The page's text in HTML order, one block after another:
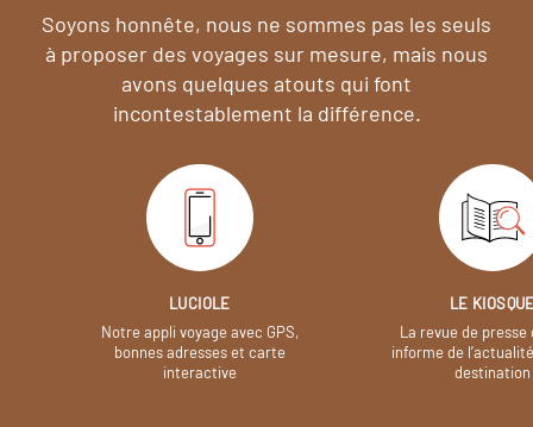
Soyons honnête, nous ne sommes pas les seuls
à proposer des voyages sur mesure, mais nous
avons quelques atouts qui font
incontestablement la différence.
LUCIOLE
Notre appli voyage avec GPS,
bonnes adresses et carte
interactive
LE
La revue de presse
informe de
destination